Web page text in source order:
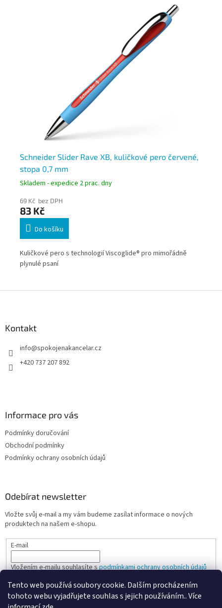
Tento web používá soubory cookie. Dalším procházením
tohoto webu vyjadřujete souhlas s jejich používáním.. Více
Schneider Slider Rave XB, kuličkové pero červené,
stopa 0,7 mm
Skladem - expedice 2 prac. dny
69 Kč bez DPH
83 Kč
Do košíku
Kuličkové pero s technologií Viscoglide® pro mimořádně
plynulé psaní
Kontakt
info@spokojenakancelar.cz
+420 737 207 892
Informace pro vás
Podmínky doručování
Obchodní podmínky
Podmínky ochrany osobních údajů
Odebírat newsletter
Vložte svůj e-mail a my vám budeme zasílat informace o nových
produktech na našem e-shopu.
E-mail
Vložením e-mailu souhlasíte spodmínkami ochrany osobních údajů
PŘIHLÁSIT SE